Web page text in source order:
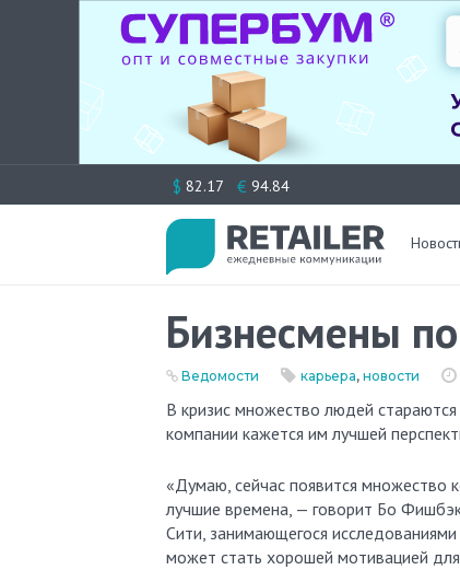
к
$ 82.17 € 94.84
Бизнесмены
Ведомости карьера, новости
В кризис множество людей стараются удержаться на плаву самостоятельно, и открытие собственной
компании кажется им лучшей
«Думаю, сейчас появится множество
лучшие времена, — говорит Бо
Сити, занимающегося
может стать хорошей мотивацией